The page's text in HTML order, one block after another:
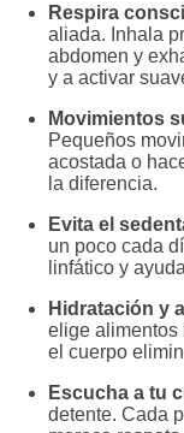
Respira
aliada. Inhala
abdomen y
y a activar
Movimientos
Pequeños
acostada o
la diferencia.
Evita el
un poco cada
linfático y
Hidratación y
elige alimentos
el cuerpo
Escucha a tu
detente. Cada